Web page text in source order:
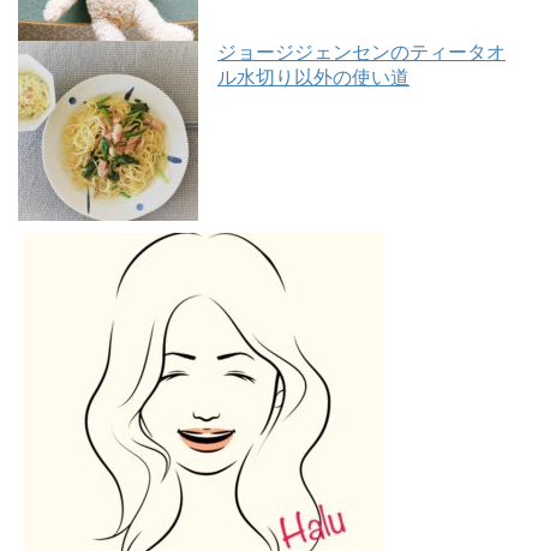
ジョージジェンセンのティータオ
ル水切り以外の使い道